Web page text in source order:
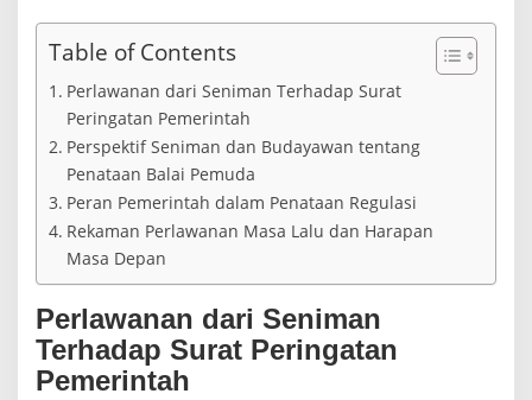
Table of Contents
Perlawanan dari Seniman Terhadap Surat
Peringatan Pemerintah
Perspektif Seniman dan Budayawan tentang
Penataan Balai Pemuda
Peran Pemerintah dalam Penataan Regulasi
Rekaman Perlawanan Masa Lalu dan Harapan
Masa Depan
Perlawanan dari Seniman
Terhadap Surat Peringatan
Pemerintah